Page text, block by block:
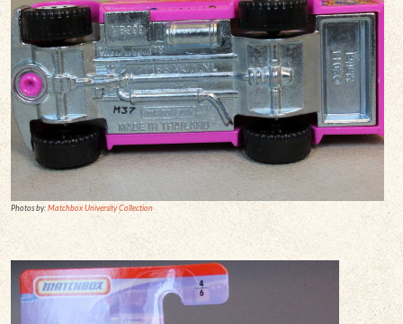
Photos by:Matchbox University Collection